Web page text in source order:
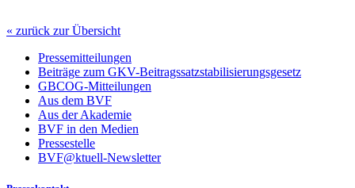
« zurück zur Übersicht
Pressemitteilungen
Beiträge zum GKV-Beitragssatzstabilisierungsgesetz
GBCOG-Mitteilungen
Aus dem BVF
Aus der Akademie
BVF in den Medien
Pressestelle
BVF@ktuell-Newsletter